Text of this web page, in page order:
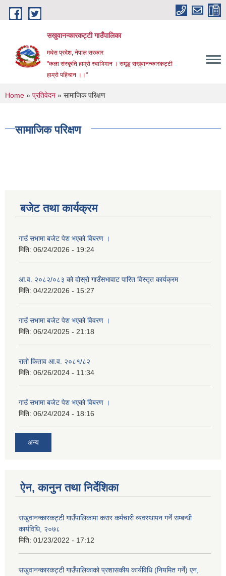
Skip to main content
सखुवानन्कारकट्टी गाउँपालिका
मधेस प्रदेश, नेपाल सरकार
"कला संस्कृति हाम्रो स्वाभिमान । समृद्ध सखुवानन्कारकट्टी
हाम्रो पहिचान ।।"
You are here
Home » प्रतिवेदन » सामाजिक परिक्षण
सामाजिक परिक्षण
बजेट तथा कार्यक्रम
गाउँ सभामा बजेट पेश भएको विबरण ।
मिति: 06/24/2026 - 19:24
आ.व. २०८२/०८३ को दोस्रो गाउँसभावाट पारित विस्तृत कार्यक्रम
मिति: 04/22/2026 - 15:27
गाउँ सभामा बजेट पेश भएको विवरण ।
मिति: 06/24/2025 - 21:18
रातो किताव आ.व. २०८१/८२
मिति: 06/26/2024 - 11:34
गाउँ सभामा बजेट पेश भएको विबरण ।
मिति: 06/24/2024 - 18:16
अन्य
ऐन, कानुन तथा निर्देशिका
सखुवानन्कारकट्टी गाउँपालिकामा करार कर्मचारी व्यवस्थापन गर्ने सम्बन्धी
कार्यविधि, २०७८
मिति: 01/23/2022 - 17:12
सखुवानन्कारकट्टी गाउँपालिकाको प्रशासकीय कार्यविधि (नियमित गर्ने) एन,